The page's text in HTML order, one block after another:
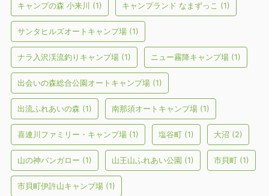
キャンプの森 小来川 (1) キャンプランド なまずっこ (1)
サンタヒルズオートキャンプ場 (1)
ナラ入沢渓流釣りキャンプ場 (1) ニュー霧降キャンプ場 (1)
出会いの森総合公園オートキャンプ場 (1)
出流ふれあいの森 (1) 南那須オートキャンプ場 (1)
喜連川ファミリー・キャンプ場 (1) 塩谷町 (1) 大沼 (2)
山の神バンガロー (1) 山王山ふれあい公園 (1) 市貝町 (1)
市貝町伊許山キャンプ場 (1)